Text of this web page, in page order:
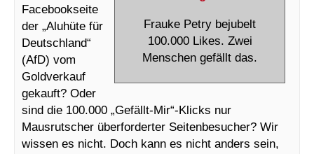
Frauke Petry bejubelt
100.000 Likes. Zwei
Menschen gefällt das.
Facebookseite
der „Aluhüte für
Deutschland“
(AfD) vom
Goldverkauf
gekauft? Oder
sind die 100.000 „Gefällt-Mir“-Klicks nur
Mausrutscher überforderter Seitenbesucher? Wir
wissen es nicht. Doch kann es nicht anders sein,